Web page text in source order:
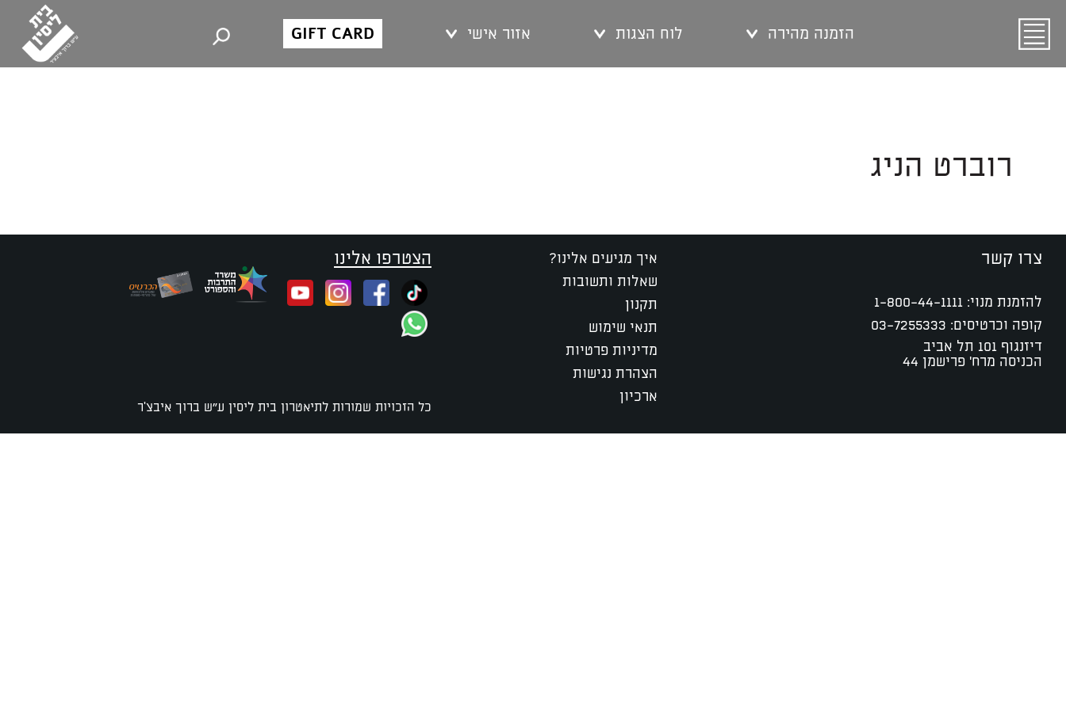
הזמנה מהירה לוח הצגות אזור אישי GIFT CARD
רוברט הניג
צרו קשר
להזמנת מנוי: 1-800-44-1111
קופה וכרטיסים: 03-7255333
דיזנגוף 101 תל אביב
הכניסה מרח' פרישמן 44
איך מגיעים אלינו?
שאלות ותשובות
תקנון
תנאי שימוש
מדיניות פרטיות
הצהרת נגישות
ארכיון
הצטרפו אלינו
כל הזכויות שמורות לתיאטרון בית ליסין ע"ש ברוך איבצ'ר